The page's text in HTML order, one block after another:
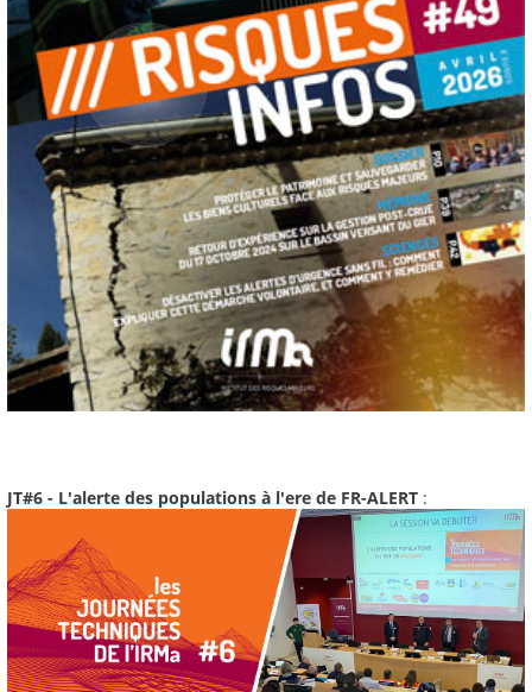
JT#6 - L'alerte des populations à l'ere de FR-ALERT :